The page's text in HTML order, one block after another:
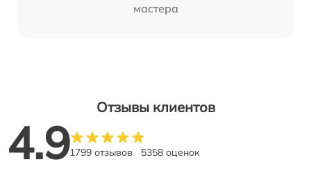
мастера
Отзывы клиентов
4.91799 отзывов 5358 оценок